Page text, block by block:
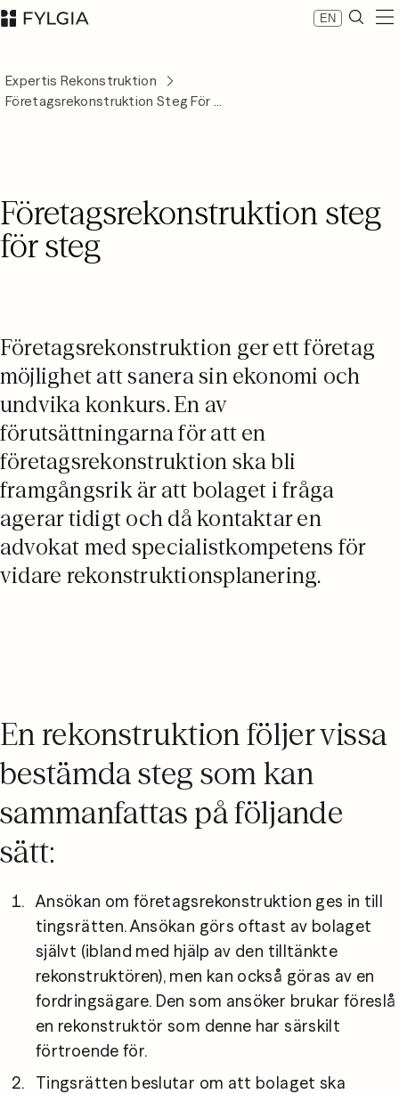
EN
Medarbetare
Advokatfirman Fylgia KB
08 442 53 00
LinkedIn
Kontakta oss
Expertis Rekonstruktion
Företags­rekonstruktion Steg För ...
Företags­rekonstruktion steg
för steg
Företagsrekonstruktion ger ett företag
möjlighet att sanera sin ekonomi och
undvika konkurs. En av
förutsättningarna för att en
företagsrekonstruktion ska bli
framgångsrik är att bolaget i fråga
agerar tidigt och då kontaktar en
advokat med specialistkompetens för
vidare rekonstruktionsplanering.
En rekonstruktion följer vissa
bestämda steg som kan
sammanfattas på följande
sätt:
Ansökan om företagsrekonstruktion ges in till
tingsrätten. Ansökan görs oftast av bolaget
självt (ibland med hjälp av den tilltänkte
rekonstruktören), men kan också göras av en
fordringsägare. Den som ansöker brukar föreslå
en rekonstruktör som denne har särskilt
förtroende för.
Tingsrätten beslutar om att bolaget ska